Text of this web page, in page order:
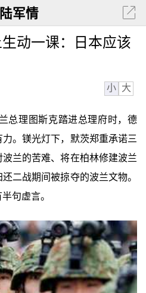
军情
动一课：日本应该
小 大
总理图斯克踏进总理府时，德
。镁光灯下，默茨郑重承诺三
兰的苦难、将在柏林修建波兰
二战期间被掠夺的波兰文物。
句虚言。